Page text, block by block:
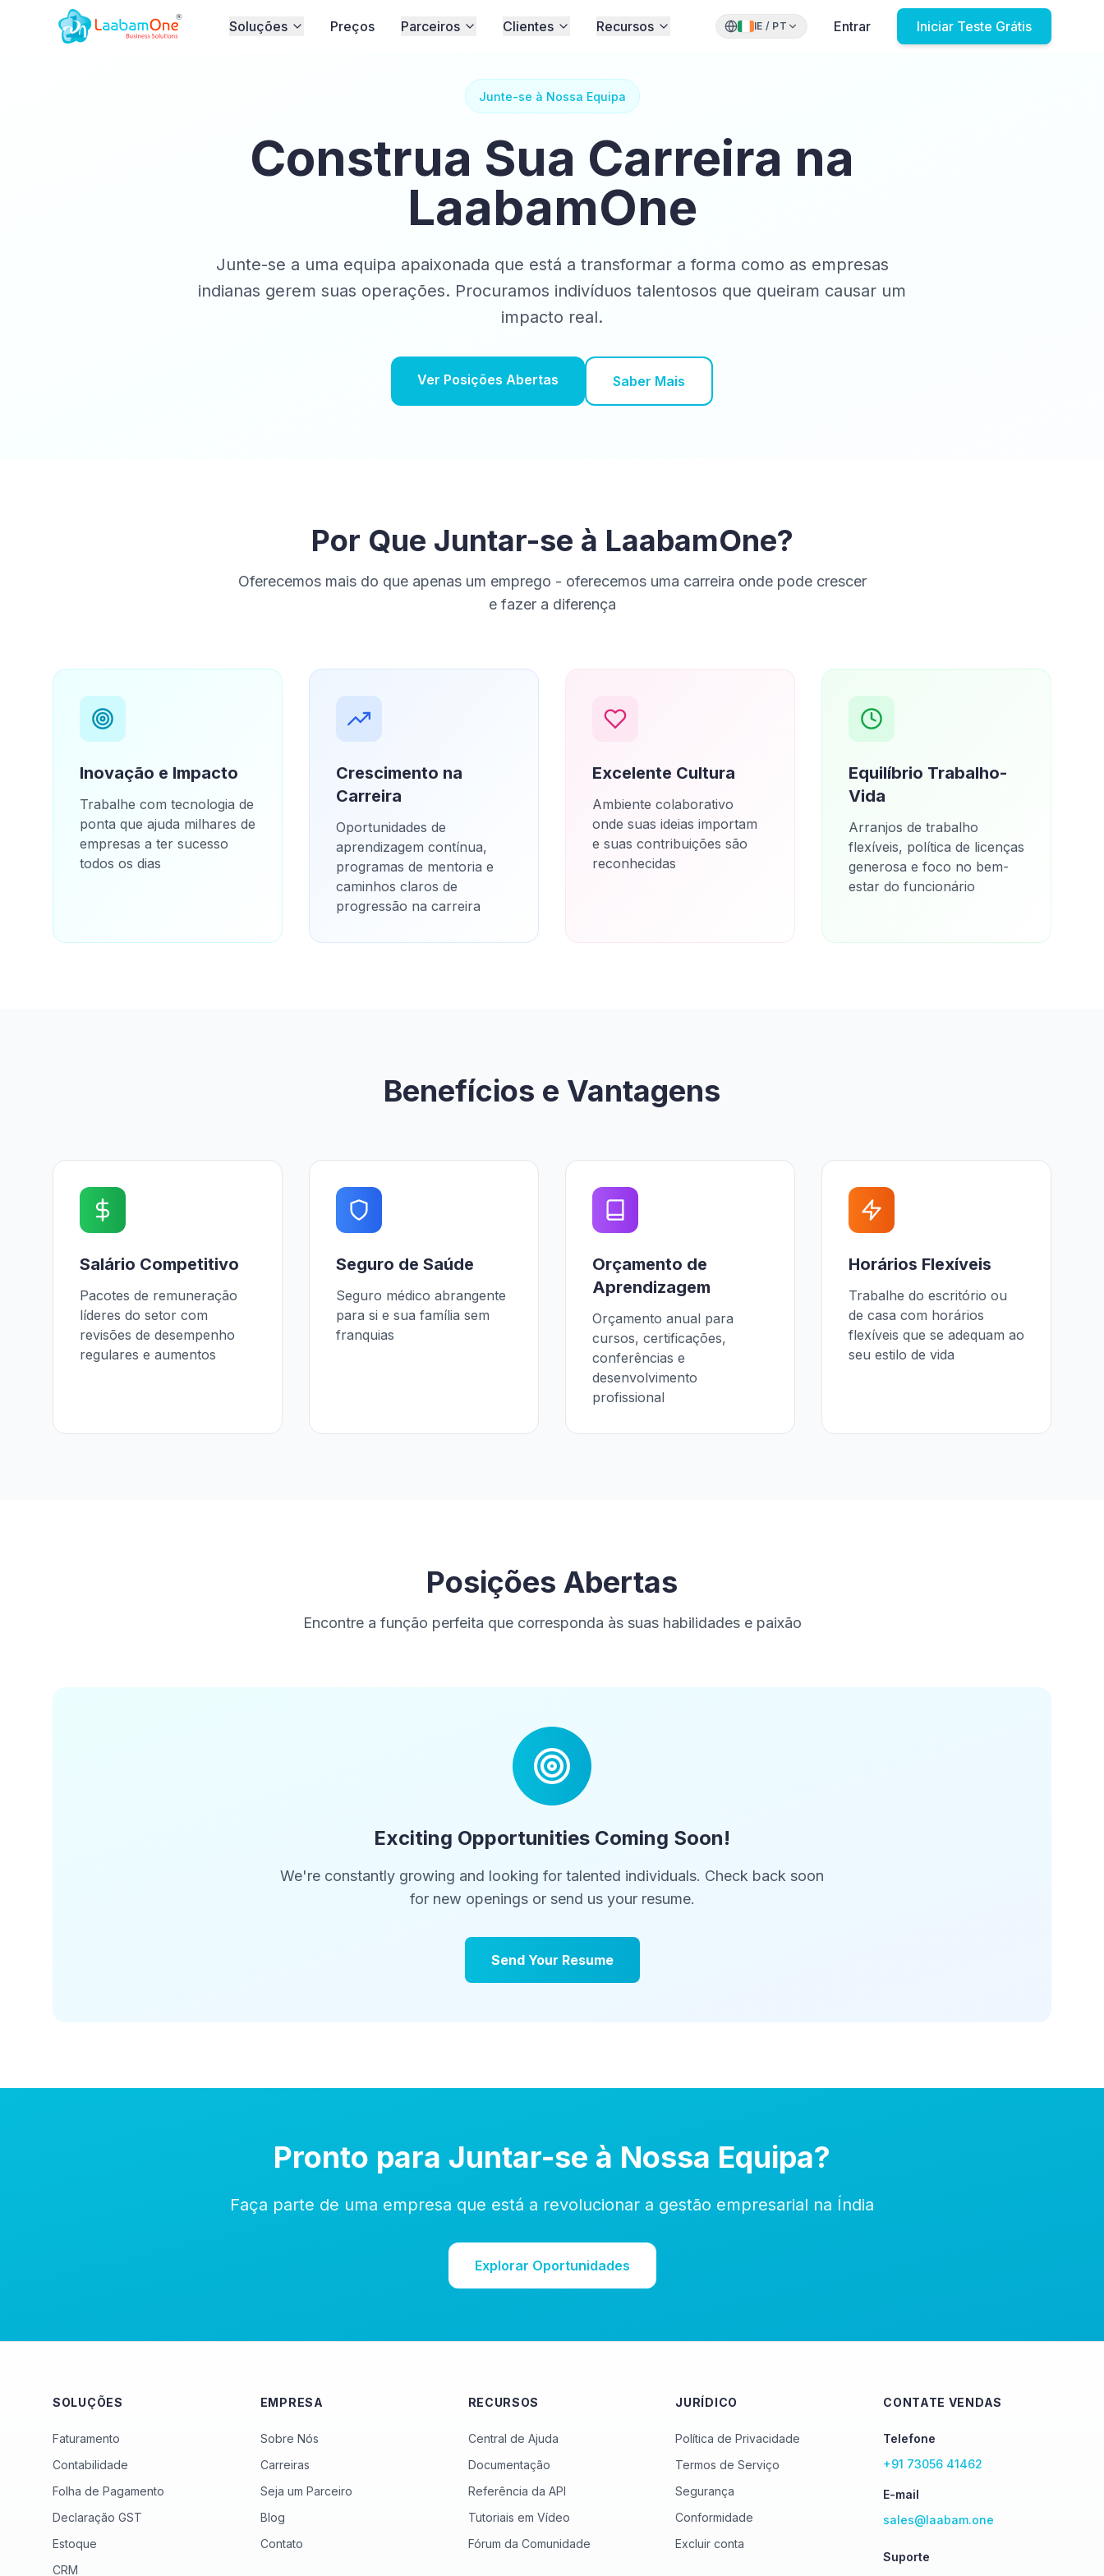
Soluções Preços Parceiros Clientes Recursos IE / PT Entrar Iniciar Teste Grátis
Junte-se à Nossa Equipa
Construa Sua Carreira na
LaabamOne
Junte-se a uma equipa apaixonada que está a transformar a forma como as empresas
indianas gerem suas operações. Procuramos indivíduos talentosos que queiram causar um
impacto real.
Ver Posições Abertas Saber Mais
Por Que Juntar-se à LaabamOne?
Oferecemos mais do que apenas um emprego - oferecemos uma carreira onde pode crescer
e fazer a diferença
Inovação e Impacto
Trabalhe com tecnologia de
ponta que ajuda milhares de
empresas a ter sucesso
todos os dias
Crescimento na
Carreira
Oportunidades de
aprendizagem contínua,
programas de mentoria e
caminhos claros de
progressão na carreira
Excelente Cultura
Ambiente colaborativo
onde suas ideias importam
e suas contribuições são
reconhecidas
Equilíbrio Trabalho-
Vida
Arranjos de trabalho
flexíveis, política de licenças
generosa e foco no bem-
estar do funcionário
Benefícios e Vantagens
Salário Competitivo
Pacotes de remuneração
líderes do setor com
revisões de desempenho
regulares e aumentos
Seguro de Saúde
Seguro médico abrangente
para si e sua família sem
franquias
Orçamento de
Aprendizagem
Orçamento anual para
cursos, certificações,
conferências e
desenvolvimento
profissional
Horários Flexíveis
Trabalhe do escritório ou
de casa com horários
flexíveis que se adequam ao
seu estilo de vida
Posições Abertas
Encontre a função perfeita que corresponda às suas habilidades e paixão
Exciting Opportunities Coming Soon!
We're constantly growing and looking for talented individuals. Check back soon
for new openings or send us your resume.
Send Your Resume
Pronto para Juntar-se à Nossa Equipa?
Faça parte de uma empresa que está a revolucionar a gestão empresarial na Índia
Explorar Oportunidades
SOLUÇÕES
Faturamento
Contabilidade
Folha de Pagamento
Declaração GST
Estoque
CRM
EMPRESA
Sobre Nós
Carreiras
Seja um Parceiro
Blog
Contato
RECURSOS
Central de Ajuda
Documentação
Referência da API
Tutoriais em Vídeo
Fórum da Comunidade
JURÍDICO
Política de Privacidade
Termos de Serviço
Segurança
Conformidade
Excluir conta
CONTATE VENDAS
Telefone
+91 73056 41462
E-mail
sales@laabam.one
Suporte